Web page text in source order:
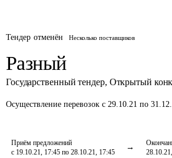
Тендер отменён Несколько поставщиков
Разный
Государственный тендер, Открытый
Осуществление перевозок с 29.10.21 по
Приём предложений
с 19.10.21, 17:45 по 28.10.21, 17:45